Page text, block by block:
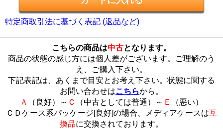
特定商取引法に基づく表記 (返品など)
こちらの商品は中古となります。
商品の状態の感じ方には個人差がございます。ご理解のう
え、ご購入下さい。
下記表記は、あくまで目安とお考え下さい。状態に関する
お問い合わせはこちらから。
Ａ
（良好）～ Ｃ （中古としては普通）～ Ｅ
（悪い）
ＣＤケース系パッケージ[良好]の場合、メディアケースは互
換品に交換されております。